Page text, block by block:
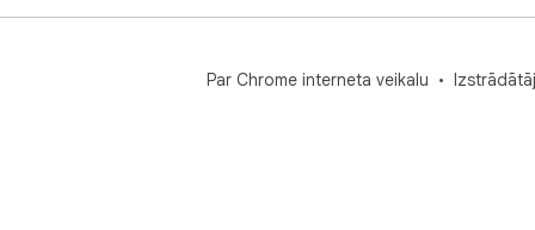
Par Chrome interneta veikalu